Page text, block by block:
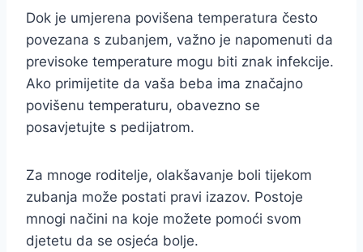
Dok je umjerena povišena temperatura često
povezana s zubanjem, važno je napomenuti da
previsoke temperature mogu biti znak infekcije.
Ako primijetite da vaša beba ima značajno
povišenu temperaturu, obavezno se
posavjetujte s pedijatrom.
Za mnoge roditelje, olakšavanje boli tijekom
zubanja može postati pravi izazov. Postoje
mnogi načini na koje možete pomoći svom
djetetu da se osjeća bolje.